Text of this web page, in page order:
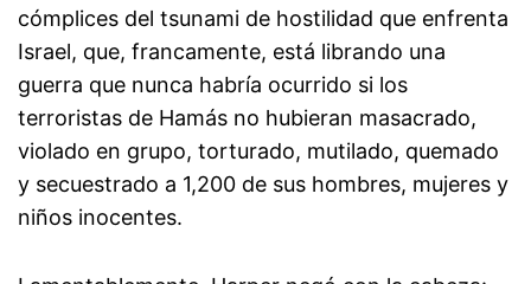
cómplices del tsunami de hostilidad que enfrenta
Israel, que, francamente, está librando una
guerra que nunca habría ocurrido si los
terroristas de Hamás no hubieran masacrado,
violado en grupo, torturado, mutilado, quemado
y secuestrado a 1,200 de sus hombres, mujeres y
niños inocentes.